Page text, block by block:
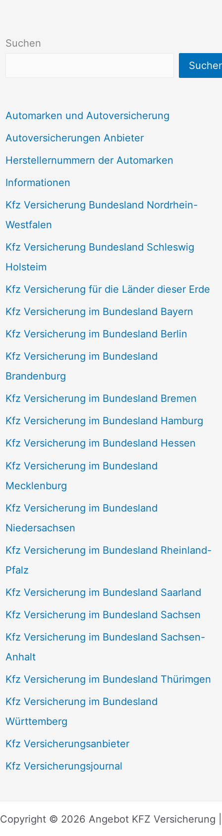
Suchen
Automarken und Autoversicherung
Autoversicherungen Anbieter
Herstellernummern der Automarken
Informationen
Kfz Versicherung Bundesland Nordrhein-
Westfalen
Kfz Versicherung Bundesland Schleswig
Holsteim
Kfz Versicherung für die Länder dieser Erde
Kfz Versicherung im Bundesland Bayern
Kfz Versicherung im Bundesland Berlin
Kfz Versicherung im Bundesland
Brandenburg
Kfz Versicherung im Bundesland Bremen
Kfz Versicherung im Bundesland Hamburg
Kfz Versicherung im Bundesland Hessen
Kfz Versicherung im Bundesland
Mecklenburg
Kfz Versicherung im Bundesland
Niedersachsen
Kfz Versicherung im Bundesland Rheinland-
Pfalz
Kfz Versicherung im Bundesland Saarland
Kfz Versicherung im Bundesland Sachsen
Kfz Versicherung im Bundesland Sachsen-
Anhalt
Kfz Versicherung im Bundesland Thürimgen
Kfz Versicherung im Bundesland
Württemberg
Kfz Versicherungsanbieter
Kfz Versicherungsjournal
Copyright © 2026 Angebot KFZ Versicherung |